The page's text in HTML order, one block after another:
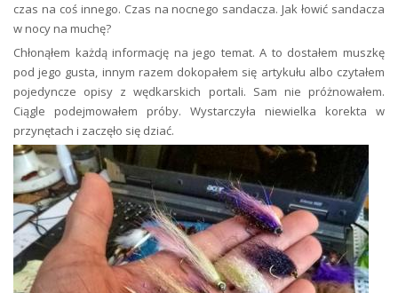
czas na coś innego. Czas na nocnego sandacza. Jak łowić sandacza
w nocy na muchę?
Chłonąłem każdą informację na jego temat. A to dostałem muszkę
pod jego gusta, innym razem dokopałem się artykułu albo czytałem
pojedyncze opisy z wędkarskich portali. Sam nie próżnowałem.
Ciągle podejmowałem próby. Wystarczyła niewielka korekta w
przynętach i zaczęło się dziać.